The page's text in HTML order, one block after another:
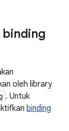
binding
oleh library
. Untuk
binding